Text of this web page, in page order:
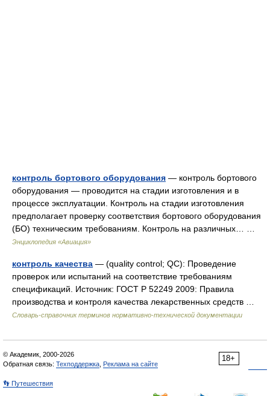
контроль бортового оборудования — контроль бортового
оборудования — проводится на стадии изготовления и в
процессе эксплуатации. Контроль на стадии изготовления
предполагает проверку соответствия бортового оборудования
(БО) техническим требованиям. Контроль на различных… …
Энциклопедия «Авиация»
контроль качества — (quality control; QC): Проведение
проверок или испытаний на соответствие требованиям
спецификаций. Источник: ГОСТ Р 52249 2009: Правила
производства и контроля качества лекарственных средств …
Словарь-справочник терминов нормативно-технической документации
18+
© Академик, 2000-2026
Обратная связь: Техподдержка Реклама на сайте
👣 Путешествия